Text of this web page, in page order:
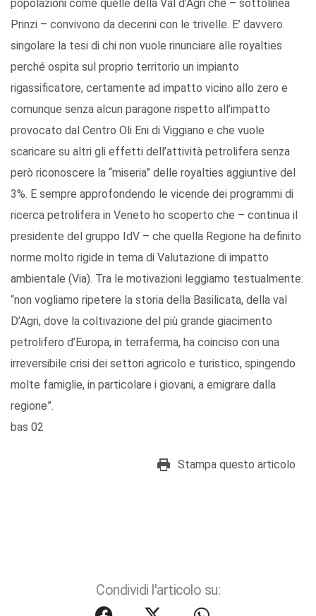
popolazioni come quelle della Val d’Agri che – sottolinea
Prinzi – convivono da decenni con le trivelle. E’ davvero
singolare la tesi di chi non vuole rinunciare alle royalties
perché ospita sul proprio territorio un impianto
rigassificatore, certamente ad impatto vicino allo zero e
comunque senza alcun paragone rispetto all’impatto
provocato dal Centro Oli Eni di Viggiano e che vuole
scaricare su altri gli effetti dell’attività petrolifera senza
però riconoscere la “miseria” delle royalties aggiuntive del
3%. E sempre approfondendo le vicende dei programmi di
ricerca petrolifera in Veneto ho scoperto che – continua il
presidente del gruppo IdV – che quella Regione ha definito
norme molto rigide in tema di Valutazione di impatto
ambientale (Via). Tra le motivazioni leggiamo testualmente:
“non vogliamo ripetere la storia della Basilicata, della val
D’Agri, dove la coltivazione del più grande giacimento
petrolifero d’Europa, in terraferma, ha coinciso con una
irreversibile crisi dei settori agricolo e turistico, spingendo
molte famiglie, in particolare i giovani, a emigrare dalla
regione”.
bas 02
Stampa questo articolo
Condividi l'articolo su: